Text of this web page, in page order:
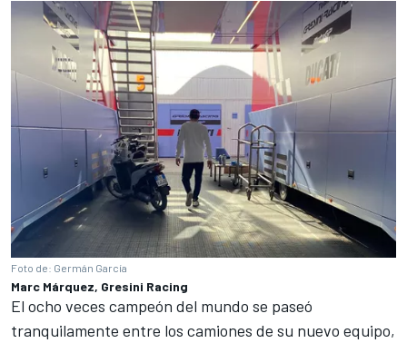
Foto de: Germán García
Marc Márquez, Gresini Racing
El ocho veces campeón del mundo se paseó
tranquilamente entre los camiones de su nuevo equipo,